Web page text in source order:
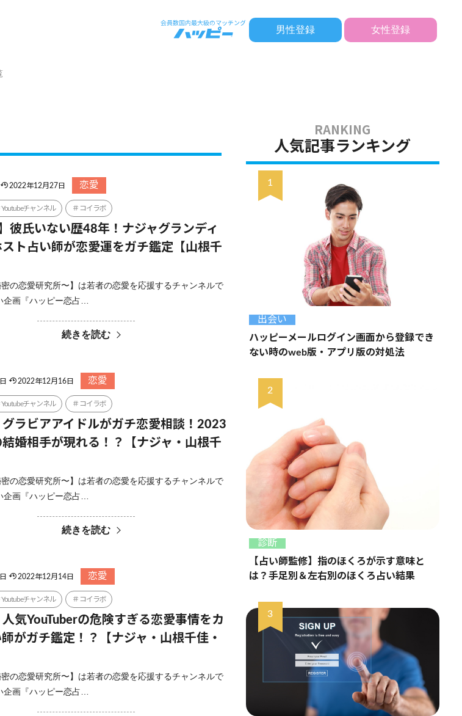
男性登録 女性登録
2022年12月27日 恋愛
Youtubeチャンネル コイラボ
彼氏いない歴48年！ナジャグランディ
ト占い師が恋愛運をガチ鑑定【山根千
密の恋愛研究所〜】は若者の恋愛を応援するチャンネルで
企画『ハッピー恋占…
続きを読む
2022年12月16日 恋愛
Youtubeチャンネル コイラボ
グラビアアイドルがガチ恋愛相談！2023
婚相手が現れる！？【ナジャ・山根千
密の恋愛研究所〜】は若者の恋愛を応援するチャンネルで
企画『ハッピー恋占…
続きを読む
2022年12月14日 恋愛
Youtubeチャンネル コイラボ
人気YouTuberの危険すぎる恋愛事情をカ
がガチ鑑定！？【ナジャ・山根千佳・
密の恋愛研究所〜】は若者の恋愛を応援するチャンネルで
企画『ハッピー恋占…
人気記事ランキング
出会い
ハッピーメールログイン画面から登録でき
ない時のweb版・アプリ版の対処法
診断
【占い師監修】指のほくろが示す意味と
は？手足別＆左右別のほくろ占い結果